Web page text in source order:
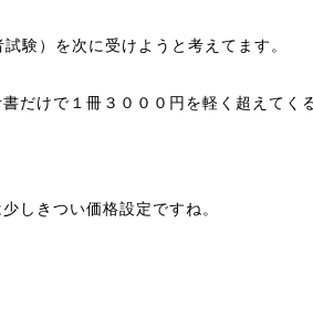
験）を次に受けようと考えてます。
だけで１冊３０００円を軽く超えてく
しきつい価格設定ですね。